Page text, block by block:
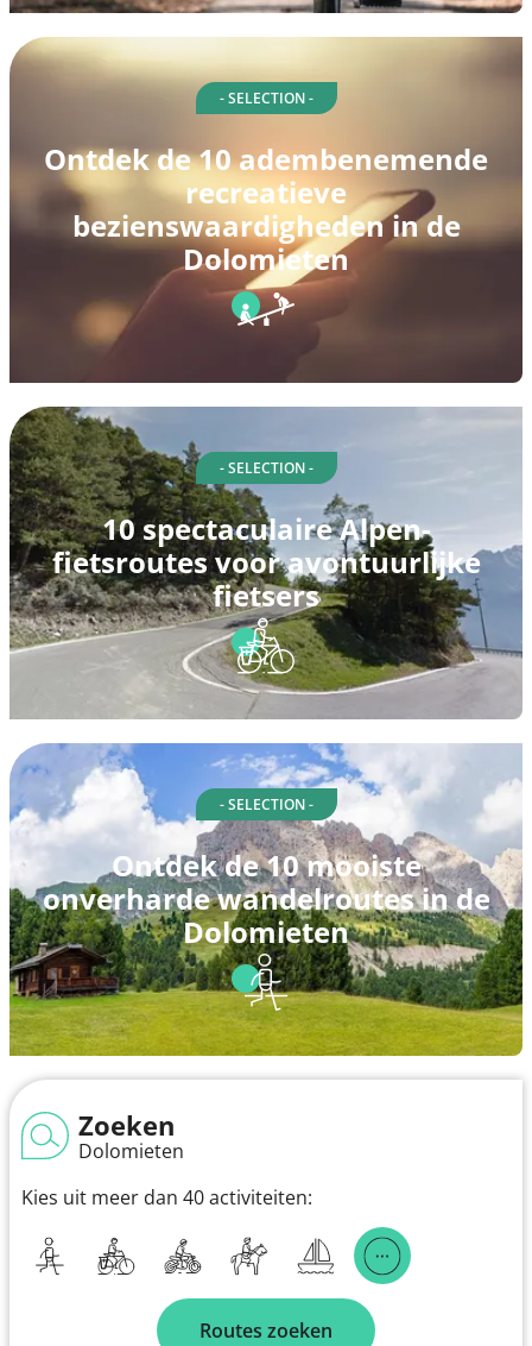
- SELECTION -
Ontdek de 10 adembenemende
recreatieve
bezienswaardigheden in de
Dolomieten
- SELECTION -
10 spectaculaire Alpen-
fietsroutes voor avontuurlijke
fietsers
- SELECTION -
Ontdek de 10 mooiste
onverharde wandelroutes in de
Dolomieten
Zoeken
Dolomieten
Kies uit meer dan 40 activiteiten:
Routes zoeken